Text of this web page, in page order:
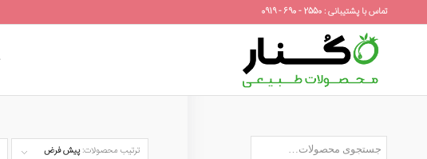
تماس با پشتیبانی : 2550 - 690 - 0919
ترتیب محصولات:پیش فرض